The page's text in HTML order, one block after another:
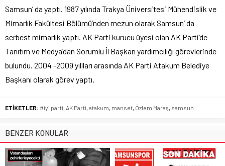
Samsun’ da yaptı. 1987 yılında Trakya Üniversitesi Mühendislik ve
Mimarlık Fakültesi Bölümü’nden mezun olarak Samsun’ da
serbest mimarlık yaptı. AK Parti kurucu üyesi olan AK Parti’de
Tanıtım ve Medya’dan Sorumlu İl Başkan yardımcılığı görevlerinde
bulundu. 2004 -2009 yıllları arasında AK Parti Atakum Belediye
Başkanı olarak görev yaptı.
ETİKETLER: #iyi parti AK Parti atakum manset Özlem Maraş samsun
BENZER KONULAR